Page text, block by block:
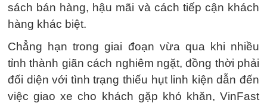
sách bán hàng, hậu mãi và cách tiếp cận khách
hàng khác biệt.
Chẳng hạn trong giai đoạn vừa qua khi nhiều
tỉnh thành giãn cách nghiêm ngặt, đồng thời phải
đối diện với tình trạng thiếu hụt linh kiện dẫn đến
việc giao xe cho khách gặp khó khăn, VinFast